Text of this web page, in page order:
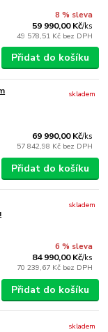
8 % sleva
59 990,00 Kč/ks
49 578,51 Kč bez DPH
Přidat do košíku
69 990,00 Kč/ks
57 842,98 Kč bez DPH
skladem
Přidat do košíku
6 % sleva
84 990,00 Kč/ks
70 239,67 Kč bez DPH
skladem
Přidat do košíku
skladem